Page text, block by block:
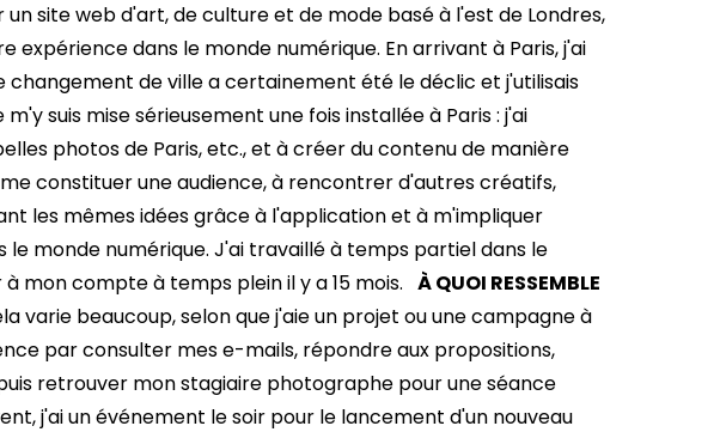
site web d'art, de culture et de mode basé à l'est de Londres,
expérience dans le monde numérique. En arrivant à Paris, j'ai
changement de ville a certainement été le déclic et j'utilisais
suis mise sérieusement une fois installée à Paris : j'ai
photos de Paris, etc., et à créer du contenu de manière
constituer une audience, à rencontrer d'autres créatifs,
les mêmes idées grâce à l'application et à m'impliquer
monde numérique. J'ai travaillé à temps partiel dans le
mon compte à temps plein il y a 15 mois. À QUOI RESSEMBLE
varie beaucoup, selon que j'aie un projet ou une campagne à
par consulter mes e-mails, répondre aux propositions,
retrouver mon stagiaire photographe pour une séance
j'ai un événement le soir pour le lancement d'un nouveau